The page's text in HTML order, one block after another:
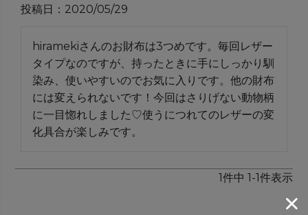
投稿日
2020/05/29
hiramekiさんのお財布は3つめです。毎回レザー
タイプなのですが、持ったときに手にしっかり馴
染み、使いやすいのでお気に入りです。他の財布
には変えられないです！今回はさりげない動物柄
に一目惚れしました♡使うにつれてのレザーの変
化具合が楽しみです。
1件中 1 -1件表示